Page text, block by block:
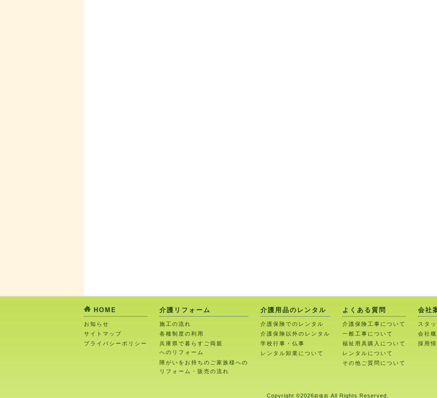
HOME
お知らせ
サイトマップ
プライバシーポリシー
介護リフォーム
施工の流れ
各種制度の利用
兵庫県で暮らすご両親
へのリフォーム
障がいをお持ちのご家族様への
リフォーム・販売の流れ
介護用品のレンタル
介護保険でのレンタル
介護保険以外のレンタル
学校行事・仏事
レンタル卸業について
よくある質問
介護保険工事について
一般工事について
福祉用具購入について
レンタルについて
その他ご質問について
会社
スタ
会社
採用
Copyright ©2026前後前 All Rights Reserved.